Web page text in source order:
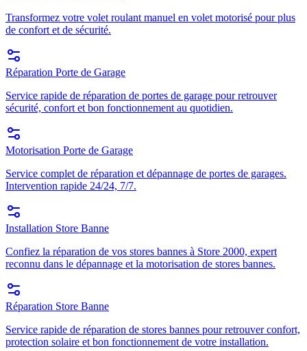
Transformez votre volet roulant manuel en volet motorisé pour plus
de confort et de sécurité.
Réparation Porte de Garage
Service rapide de réparation de portes de garage pour retrouver
sécurité, confort et bon fonctionnement au quotidien.
Motorisation Porte de Garage
Service complet de réparation et dépannage de portes de garages.
Intervention rapide 24/24, 7/7.
Installation Store Banne
Confiez la réparation de vos stores bannes à Store 2000, expert
reconnu dans le dépannage et la motorisation de stores bannes.
Réparation Store Banne
Service rapide de réparation de stores bannes pour retrouver confort,
protection solaire et bon fonctionnement de votre installation.